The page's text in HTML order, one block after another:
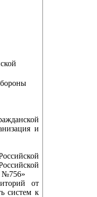
и
№756»
от
систем к